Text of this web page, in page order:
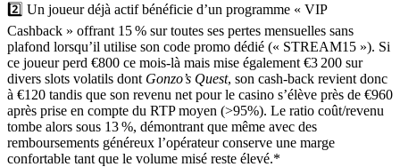
2️⃣ Un joueur déjà actif bénéficie d’un programme « VIP
Cashback » offrant 15 % sur toutes ses pertes mensuelles sans
plafond lorsqu’il utilise son code promo dédié (« STREAM15 »). Si
ce joueur perd €800 ce mois-là mais mise également €3 200 sur
divers slots volatils dont Gonzo’s Quest, son cash‑back revient donc
à €120 tandis que son revenu net pour le casino s’élève près de €960
après prise en compte du RTP moyen (>95%). Le ratio coût/revenu
tombe alors sous 13 %, démontrant que même avec des
remboursements généreux l’opérateur conserve une marge
confortable tant que le volume misé reste élevé.*